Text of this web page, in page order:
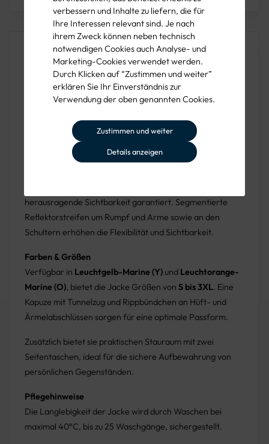
verbessern und Inhalte zu liefern, die für
Ihre Interessen relevant sind. Je nach
ihrem Zweck können neben technisch
notwendigen Cookies auch Analyse- und
Marketing-Cookies verwendet werden.
Durch Klicken auf “Zustimmen und weiter”
erklären Sie Ihr Einverständnis zur
Verwendung der oben genannten Cookies.
Zustimmen und weiter
Details anzeigen
Produktbeschreibung
Die Vizwell Sweatjacke VW14Bvereint Komfort und
Sicherheit, perfekt für die Übergangszeit. Ausgestattet
mit weicher, aufgerauter Innenseite und hohem
Kompromisse bei der Sicherheit.
Konstruktion und Material
herausragende Sichtbarkeit garantiert. Segmentierte
Reflektorstreifen um Rumpf und Arme sowie an den
Schultern erhöhen die Flexibilität und Sichtbarkeit.
Farben & Größen
Verfügbar in Leuchtgelb-Marine (Y) und Leuchtorange-
Marine (O), bietet die Jacke Größen von S bis 3XL. Eine
Kapuze mit Tunnelzug und Rippbündchen an Hüft- und
Ärmelabschlüssen sorgen für eine optimale Passform.
Zusätzlich bietet sie praktischen Stauraum mit zwei
Seitentaschen, ideal für die sichere Aufbewahrung von
persönlichen Gegenständen.
Pflegehinweise
Die Langlebigkeit der Jacke wird durch Waschen bei
maximal 40°C, bis zu 25 Waschgänge, sichergestellt.